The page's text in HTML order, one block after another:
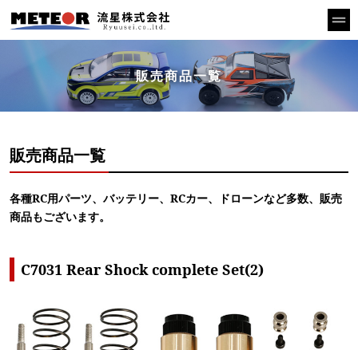
販売商品一覧
販売商品一覧
各種RC用パーツ、バッテリー、RCカー、ドローンなど多数、販売
商品もございます。
C7031 Rear Shock complete Set(2)